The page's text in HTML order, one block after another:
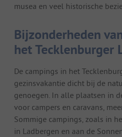
musea en veel historische
Bijzonderheden
het Tecklenburger
De campings in het
gezinsvakantie dicht bij de
genoegen. In alle plaatsen in
voor campers en caravans,
Sommige campings, zoals in
in Ladbergen en aan de